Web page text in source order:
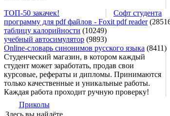
ТОП-50 закачек!
Софт студента
программу для pdf файлов - Foxit pdf reader
таблицу калорийности (10249)
учебный автосимулятор (9893)
Online-словарь синонимов русского языка (8411)
Студенческий магазин, в котором каждый
студент может заработать, продав свои
курсовые, рефераты и дипломы. Принимаются
только качественные и уникальные работы.
Каждая работа проходит ручную проверку!
Приколы
Здесь вы найдёте